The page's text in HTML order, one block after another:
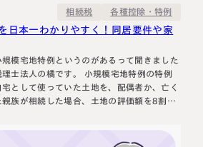
相続税 各種控除・特例
日本一わかりやすく！同居要件や家
模宅地特例というのがあるって聞きました
です。 小規模宅地特例の特例
として使っていた土地を、配偶者か、亡く
族が相続した場合、土地の評価額を8割引